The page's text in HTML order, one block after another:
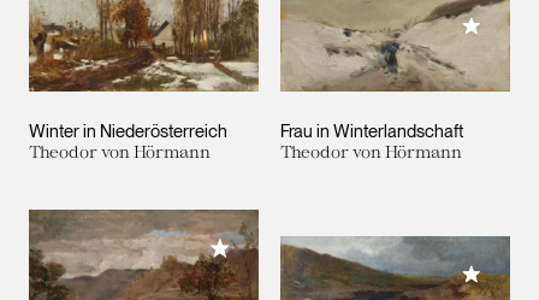
Winter in Niederösterreich
Theodor von Hörmann
Frau in Winterlandschaft
Theodor von Hörmann
Meiner
Meiner Sammlung hinzufügen
Meiner